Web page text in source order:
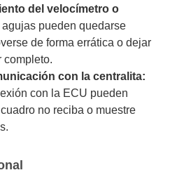
del velocímetro o
agujas pueden quedarse
de forma errática o dejar
completo.
con la centralita:
con la ECU pueden
no reciba o muestre